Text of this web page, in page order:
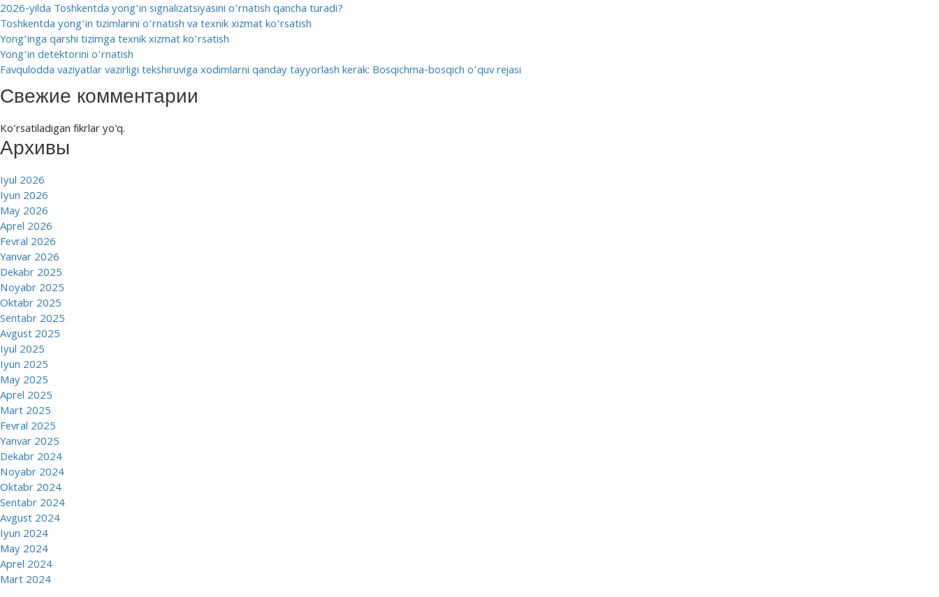
2026-yilda Toshkentda yong’in signalizatsiyasini o’rnatish qancha turadi?
Toshkentda yong’in tizimlarini o’rnatish va texnik xizmat ko’rsatish
Yong’inga qarshi tizimga texnik xizmat ko’rsatish
Yong’in detektorini o’rnatish
Favqulodda vaziyatlar vazirligi tekshiruviga xodimlarni qanday tayyorlash kerak: Bosqichma-bosqich o’quv rejasi
Свежие комментарии
Ko'rsatiladigan fikrlar yo'q.
Архивы
Iyul 2026
Iyun 2026
May 2026
Aprel 2026
Fevral 2026
Yanvar 2026
Dekabr 2025
Noyabr 2025
Oktabr 2025
Sentabr 2025
Avgust 2025
Iyul 2025
Iyun 2025
May 2025
Aprel 2025
Mart 2025
Fevral 2025
Yanvar 2025
Dekabr 2024
Noyabr 2024
Oktabr 2024
Sentabr 2024
Avgust 2024
Iyun 2024
May 2024
Aprel 2024
Mart 2024